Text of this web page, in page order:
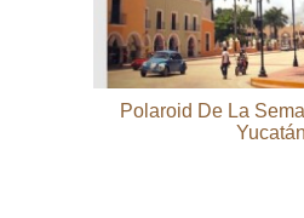
Polaroid De La
Yucatán